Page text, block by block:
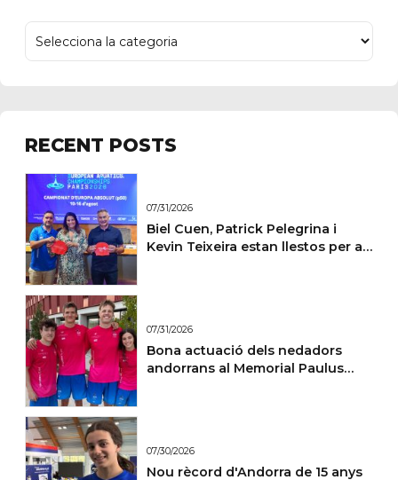
RECENT POSTS
07/31/2026
Biel Cuen, Patrick Pelegrina i
Kevin Teixeira estan llestos per a
07/31/2026
Bona actuació dels nedadors
andorrans al Memorial Paulus
07/30/2026
Nou rècord d'Andorra de 15 anys